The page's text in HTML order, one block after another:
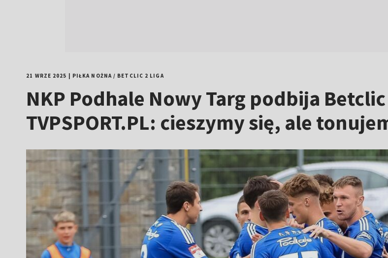
21 WRZE 2025 PIŁKA NOŻNA/ BETCLIC 2 LIGA
NKP Podhale Nowy Targ podbija
TVPSPORT.PL: cieszymy się, ale